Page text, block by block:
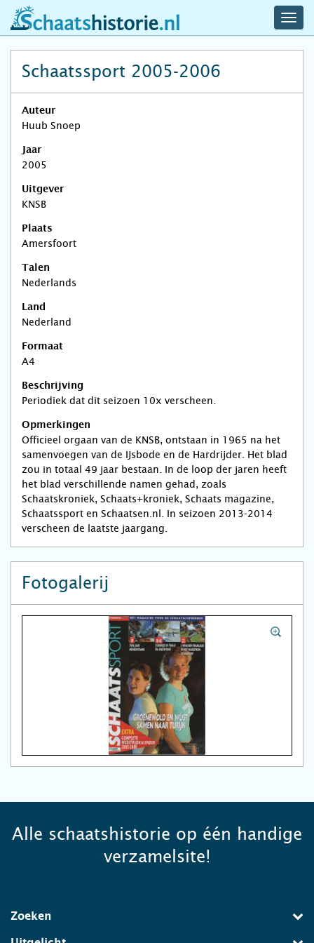
schaatshistorie.nl
Schaatssport 2005-2006
Auteur
Huub Snoep
Jaar
2005
Uitgever
KNSB
Plaats
Amersfoort
Talen
Nederlands
Land
Nederland
Formaat
A4
Beschrijving
Periodiek dat dit seizoen 10x verscheen.
Opmerkingen
Officieel orgaan van de KNSB, ontstaan in 1965 na het
samenvoegen van de IJsbode en de Hardrijder. Het blad
zou in totaal 49 jaar bestaan. In de loop der jaren heeft
het blad verschillende namen gehad, zoals
Schaatskroniek, Schaats+kroniek, Schaats magazine,
Schaatssport en Schaatsen.nl. In seizoen 2013-2014
verscheen de laatste jaargang.
Fotogalerij
Alle schaatshistorie op één handige
verzamelsite!
Zoeken